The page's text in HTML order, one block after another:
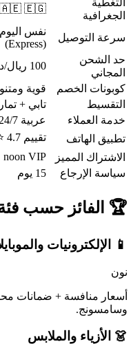
التغطية
الجغرافية
🇪🇬
سرعة التوصيل
نفس اليوم
(Express)
حد الشحن
المجاني
100 ريال/درهم
كوبونات الخصم
قوية
التقسيط
تابي + تمارا
خدمة العملاء
عربية 24/7
تطبيق الهاتف
تقييم 4.7 ⭐
الاشتراك المميز
noon VIP
سياسة الإرجاع
15 يوم
🏆 الفائز حسب فئة
📱 الإلكترونيات
نون
أسعار منافسة + ضمانات
وسامسونج.
👗 الأزياء والملابس